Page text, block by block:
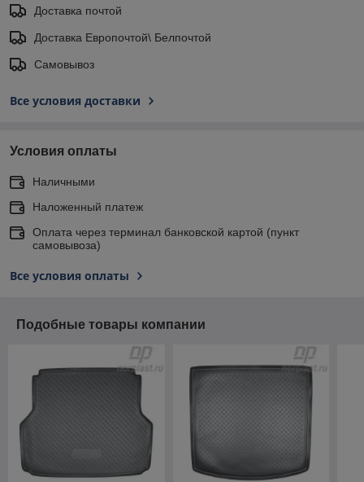
Доставка почтой
Доставка Европочтой\ Белпочтой
Самовывоз
Все условия доставки
Условия оплаты
Наличными
Наложенный платеж
Оплата через терминал банковской картой (пункт
самовывоза)
Все условия оплаты
Подобные товары компании